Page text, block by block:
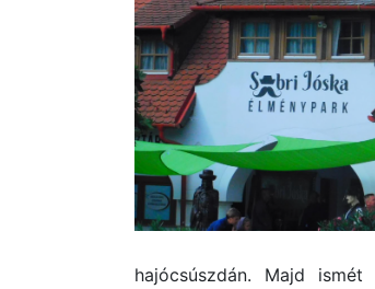
hajócsúszdán. Majd